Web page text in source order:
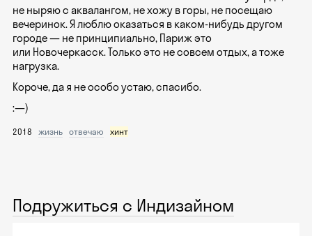
не ныряю с аквалангом, не хожу в горы, не посещаю
вечеринок. Я люблю оказаться в каком-нибудь другом
городе — не принципиально, Париж это
или Новочеркасск. Только это не совсем отдых, а тоже
нагрузка.
Короче, да я не особо устаю, спасибо.
:—)
2018 жизнь отвечаю хинт
Подружиться с Индизайном